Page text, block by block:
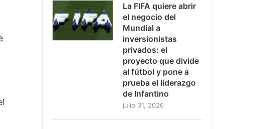
La FIFA quiere abrir
el negocio del
Mundial a
inversionistas
privados: el
proyecto que divide
al fútbol y pone a
prueba el liderazgo
de Infantino
julio 31, 2026